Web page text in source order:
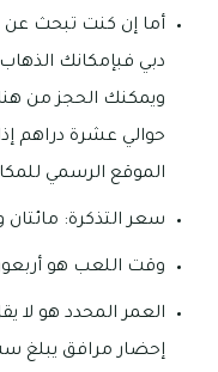
أما إن كنت تبحث عن
دبي فبإمكانك
ويمكنك الحجز من
حوالي عشرة دراهم
الموقع الرسمي
سعر التذكرة: مائتان
وقت اللعب هو
العمر المحدد هو لا
إحضار مرافق يبلغ